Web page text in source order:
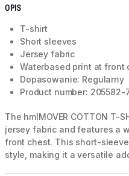
OPIS
T-shirt
Short sleeves
Jersey fabric
Waterbased print at front
Dopasowanie: Regularny
Product number: 205582-
The hmlMOVER COTTON T-
jersey fabric and features a
front chest. This short-
style, making it a versatile